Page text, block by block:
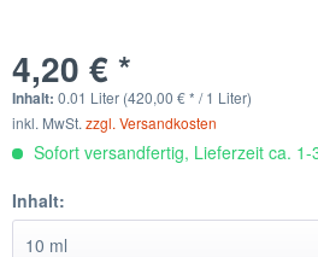
4,20 € *
Inhalt: 0.01 Liter (420,00 € * / 1 Liter)
inkl. MwSt. zzgl. Versandkosten
Sofort versandfertig, Lieferzeit ca. 1-
Inhalt: